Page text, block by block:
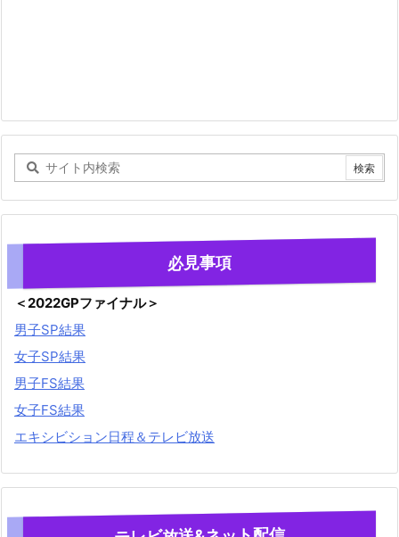
必見事項
＜2022GPファイナル＞
男子SP結果
女子SP結果
男子FS結果
女子FS結果
エキシビション日程＆テレビ放送